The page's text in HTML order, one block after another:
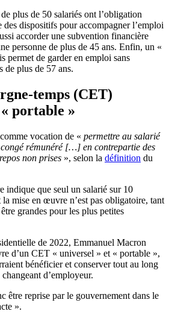
plus de 50 salariés ont l’obligation
dispositifs pour accompagner l’emploi
accorder une subvention financière
personne de plus de 45 ans. Enfin, un «
permet de garder en emploi sans
de plus de 57 ans.
temps (CET)
portable »
vocation de « permettre au salarié
rémunéré […] en contrepartie des
non prises », selon la définition du
indique que seul un salarié sur 10
mise en œuvre n’est pas obligatoire, tant
grandes pour les plus petites
de 2022, Emmanuel Macron
d’un CET « universel » et « portable »,
bénéficier et conserver tout au long
d’employeur.
être reprise par le gouvernement dans le
».